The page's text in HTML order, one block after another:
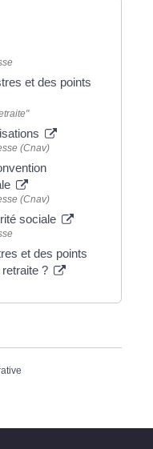
et des points
(Cnav)
(Cnav)
sociale
et des points
?